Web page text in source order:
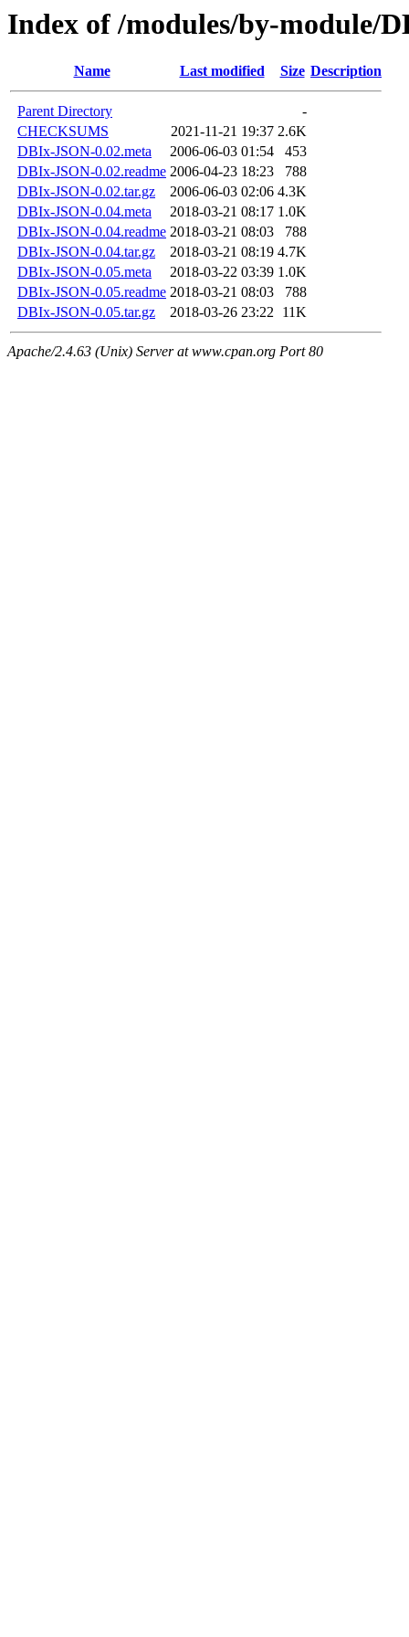
Index of /modules/by-module/
Name Last modified Size Description
Parent Directory
-
CHECKSUMS
2021-11-21 19:37 2.6K
DBIx-JSON-0.02.meta
2006-06-03 01:54
453
DBIx-JSON-0.02.readme 2006-04-23 18:23
788
DBIx-JSON-0.02.tar.gz
2006-06-03 02:06 4.3K
DBIx-JSON-0.04.meta
2018-03-21 08:17 1.0K
DBIx-JSON-0.04.readme 2018-03-21 08:03
788
DBIx-JSON-0.04.tar.gz
2018-03-21 08:19 4.7K
DBIx-JSON-0.05.meta
2018-03-22 03:39 1.0K
DBIx-JSON-0.05.readme 2018-03-21 08:03
788
DBIx-JSON-0.05.tar.gz
2018-03-26 23:22 11K
Apache/2.4.63 (Unix) Server at www.cpan.org Port 80